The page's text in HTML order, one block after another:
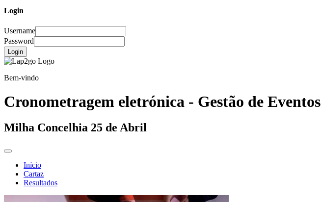
Login
Username
Password
Login
Bem-vindo
Cronometragem eletrónica - Gestão de Eventos
Milha Concelhia 25 de Abril
Início
Cartaz
Resultados